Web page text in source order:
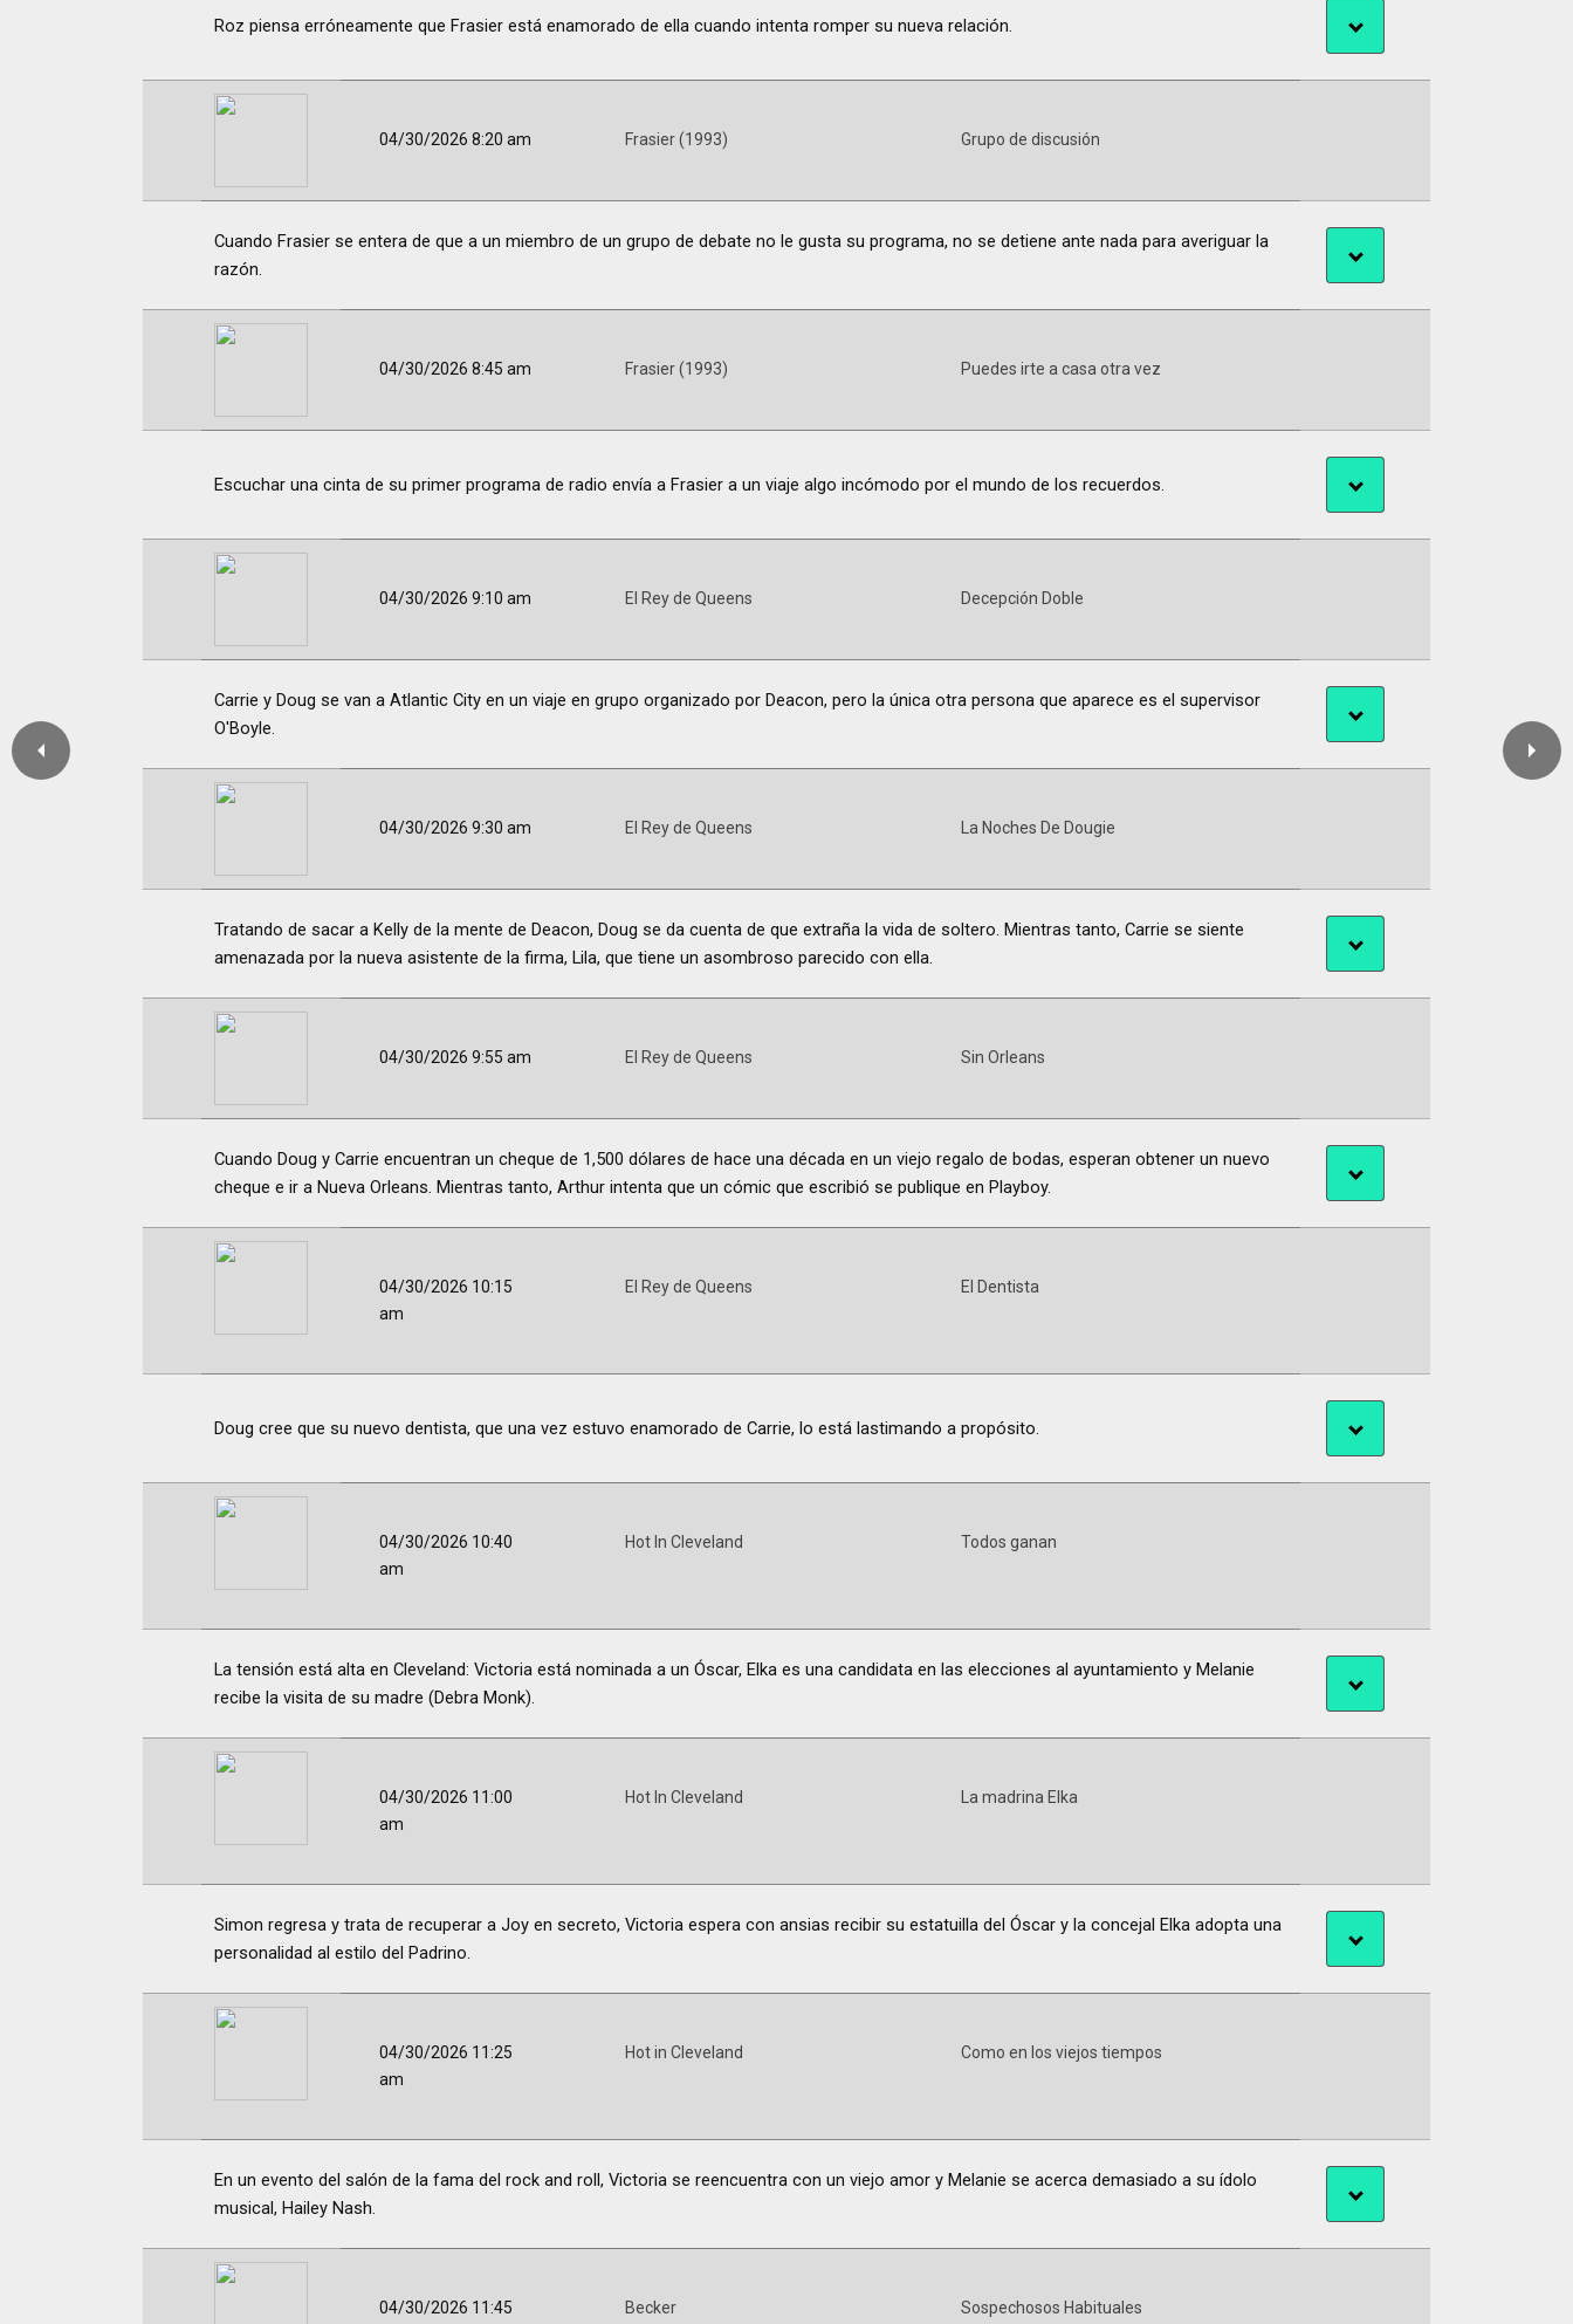
Roz piensa erróneamente que Frasier está enamorado de ella cuando intenta romper su nueva relación.
04/30/2026 8:20 am Frasier (1993) Grupo de discusión
Cuando Frasier se entera de que a un miembro de un grupo de debate no le gusta su programa, no se detiene ante nada para averiguar la
razón.
04/30/2026 8:45 am Frasier (1993) Puedes irte a casa otra vez
Escuchar una cinta de su primer programa de radio envía a Frasier a un viaje algo incómodo por el mundo de los recuerdos.
04/30/2026 9:10 am El Rey de Queens Decepción Doble
Carrie y Doug se van a Atlantic City en un viaje en grupo organizado por Deacon, pero la única otra persona que aparece es el supervisor
O'Boyle.
04/30/2026 9:30 am El Rey de Queens La Noches De Dougie
Tratando de sacar a Kelly de la mente de Deacon, Doug se da cuenta de que extraña la vida de soltero. Mientras tanto, Carrie se siente
amenazada por la nueva asistente de la firma, Lila, que tiene un asombroso parecido con ella.
04/30/2026 9:55 am El Rey de Queens Sin Orleans
Cuando Doug y Carrie encuentran un cheque de 1,500 dólares de hace una década en un viejo regalo de bodas, esperan obtener un nuevo
cheque e ir a Nueva Orleans. Mientras tanto, Arthur intenta que un cómic que escribió se publique en Playboy.
04/30/2026 10:15
am
El Rey de Queens El Dentista
Doug cree que su nuevo dentista, que una vez estuvo enamorado de Carrie, lo está lastimando a propósito.
04/30/2026 10:40
am
Hot In Cleveland Todos ganan
La tensión está alta en Cleveland: Victoria está nominada a un Óscar, Elka es una candidata en las elecciones al ayuntamiento y Melanie
recibe la visita de su madre (Debra Monk).
04/30/2026 11:00
am
Hot In Cleveland La madrina Elka
Simon regresa y trata de recuperar a Joy en secreto, Victoria espera con ansias recibir su estatuilla del Óscar y la concejal Elka adopta una
personalidad al estilo del Padrino.
04/30/2026 11:25
am
Hot in Cleveland Como en los viejos tiempos
En un evento del salón de la fama del rock and roll, Victoria se reencuentra con un viejo amor y Melanie se acerca demasiado a su ídolo
musical, Hailey Nash.
04/30/2026 11:45 Becker Sospechosos Habituales